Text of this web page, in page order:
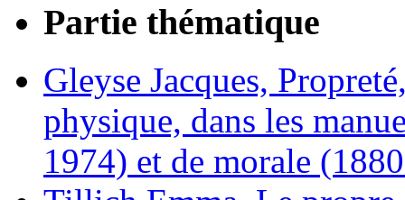
Partie thématique
Gleyse Jacques,
physique, dans les
1974) et de morale